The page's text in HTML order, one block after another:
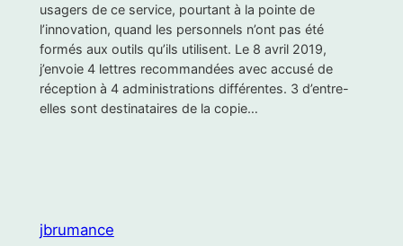
usagers de ce service, pourtant à la pointe de
l’innovation, quand les personnels n’ont pas été
formés aux outils qu’ils utilisent. Le 8 avril 2019,
j’envoie 4 lettres recommandées avec accusé de
réception à 4 administrations différentes. 3 d’entre-
elles sont destinataires de la copie…
jbrumance